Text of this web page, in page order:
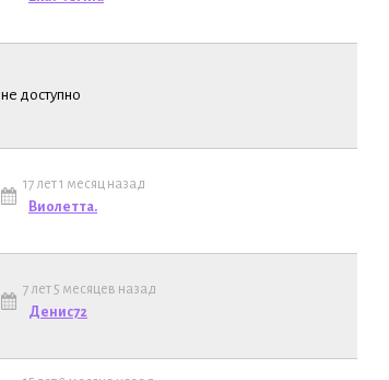
не доступно
17 лет 1 месяц назад
Виолетта.
7 лет 5 месяцев назад
Денис72